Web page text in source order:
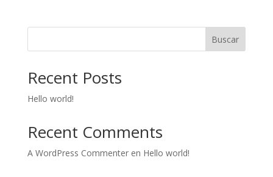
Buscar
Recent Posts
Hello world!
Recent Comments
A WordPress Commenteren Hello world!